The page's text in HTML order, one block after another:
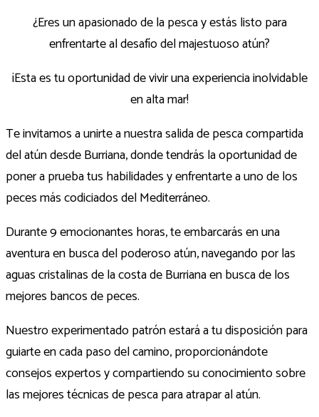
¿Eres un apasionado de la pesca y estás listo para
enfrentarte al desafío del majestuoso atún?
¡Esta es tu oportunidad de vivir una experiencia inolvidable
en alta mar!
Te invitamos a unirte a nuestra salida de pesca compartida
del atún desde Burriana, donde tendrás la oportunidad de
poner a prueba tus habilidades y enfrentarte a uno de los
peces más codiciados del Mediterráneo.
Durante 9 emocionantes horas, te embarcarás en una
aventura en busca del poderoso atún, navegando por las
aguas cristalinas de la costa de Burriana en busca de los
mejores bancos de peces.
Nuestro experimentado patrón estará a tu disposición para
guiarte en cada paso del camino, proporcionándote
consejos expertos y compartiendo su conocimiento sobre
las mejores técnicas de pesca para atrapar al atún.